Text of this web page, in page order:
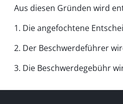
Aus diesen Gründen wird
1. Die angefochtene
2. Der Beschwerdeführer
3. Die Beschwerdegebühr